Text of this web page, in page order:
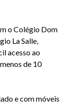
o Colégio Dom
La Salle,
acesso ao
de 10
e com móveis